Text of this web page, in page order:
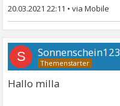
20.03.2021 22:11 •
S Sonnenschein123
Hallo milla